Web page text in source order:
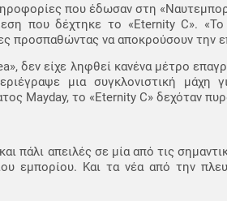
που έδωσαν στη
που δέχτηκε το «Eternity C».
προσπαθώντας να αποκρούσουν την
δεν είχε ληφθεί κανένα μέτρο
μια συγκλονιστική
Mayday, το «Eternity C» δεχόταν
πάλι απειλές σε μία από τις
εμπορίου. Και τα νέα από την